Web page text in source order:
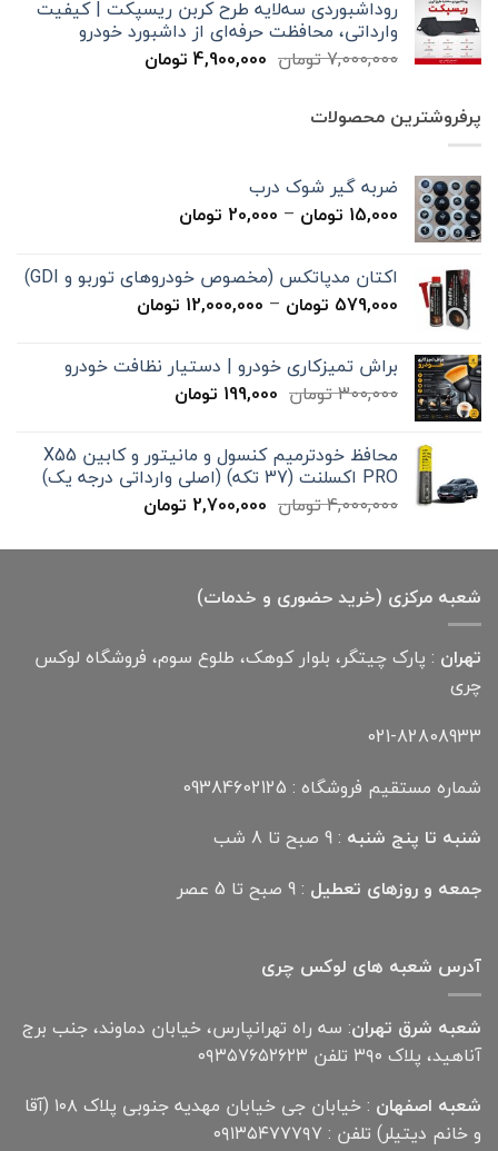
7,000,000 تومان
بود.
4,900,000 تومان
است.
روداشبوردی سه‌لایه طرح کربن ریسپکت | کیفیت
وارداتی، محافظت حرفه‌ای از داشبورد خودرو
7,000,000تومان قیمت
4,900,000 تومانقیمت
پرفروشترین محصولات
ضربه گیر شوک درب
15,000 تومان –
20,000 تومان
تا
20,000 تومان
اکتان مدپاتکس (مخصوص خودروهای توربو و GDI)
579,000 تومان –
12,000,000 تومان
تا
براش تمیزکاری خودرو | دستیار نظافت خودرو
300,000تومان قیمت
بود.
199,000 تومانقیمت
است. محافظ خودترمیم کنسول و مانیتور و کابین X55
PRO اکسلنت (37 تکه) (اصلی وارداتی درجه یک)
4,000,000تومان قیمت
4,000,000 تومان
2,700,000 تومانقیمت
2,700,000 تومان
شعبه مرکزی (خرید حضوری و خدمات)
تهران : پارک چیتگر، بلوار کوهک، طلوع سوم، فروشگاه لوکس
چری
021-82808933
شماره مستقیم فروشگاه : 09384602125
شنبه تا پنج شنبه : 9 صبح تا 8 شب
جمعه و روزهای تعطیل : 9 صبح تا 5 عصر
آدرس شعبه های لوکس چری
شعبه شرق تهران: سه راه تهرانپارس، خیابان دماوند، جنب برج
آناهید، پلاک ۳۹۰ تلفن ۰۹۳۵۷۶۵۲۶۲۳
شعبه اصفهان
: خیابان جی خیابان مهدیه جنوبی پلاک ۱۰۸ (آقا
و خانم دیتیلر) تلفن : ۰۹۱۳۵۴۷۷۷۹۷